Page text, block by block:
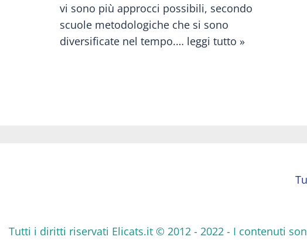
vi sono più approcci possibili, secondo
scuole metodologiche che si sono
diversificate nel tempo.… leggi tutto »
Tutti i diritti riservati Elicats.it © 2012 - 2022 - I contenuti